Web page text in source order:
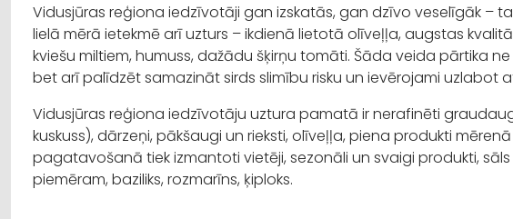
Vidusjūras reģiona iedzīvotāji gan izskatās, gan dzīvo veselīgāk –
lielā mērā ietekmē arī uzturs – ikdienā lietotā olīveļļa, augstas
kviešu miltiem, humuss, dažādu šķirņu tomāti. Šāda veida pārtika
bet arī palīdzēt samazināt sirds slimību risku un ievērojami uzlabot
Vidusjūras reģiona iedzīvotāju uztura pamatā ir nerafinēti
kuskuss), dārzeņi, pākšaugi un rieksti, olīveļļa, piena produkti
pagatavošanā tiek izmantoti vietēji, sezonāli un svaigi produkti,
piemēram, baziliks, rozmarīns, ķiploks.